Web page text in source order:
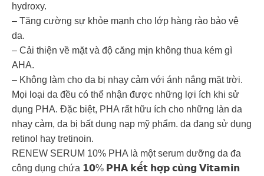
hydroxy.
– Tăng cường sự khỏe mạnh cho lớp hàng rào bảo vệ
da.
– Cải thiện về mặt và độ căng mịn không thua kém gì
AHA.
– Không làm cho da bị nhạy cảm với ánh nắng mặt trời.
Mọi loại da đều có thể nhận được những lợi ích khi sử
dụng PHA. Đặc biệt, PHA rất hữu ích cho những làn da
nhạy cảm, da bị bất dung nạp mỹ phẩm. da đang sử dụng
retinol hay tretinoin.
RENEW SERUM 10% PHA là một serum dưỡng da đa
công dụng chứa 𝟭𝟬% 𝗣𝗛𝗔 𝗸𝗲̂́𝘁 𝗵𝗼̛̣𝗽 𝗰𝘂̀𝗻𝗴 𝗩𝗶𝘁𝗮𝗺𝗶𝗻